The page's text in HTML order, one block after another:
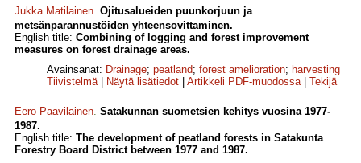
Jukka Matilainen. Ojitusalueiden puunkorjuun ja
metsänparannustöiden yhteensovittaminen.
English title: Combining of logging and forest improvement
measures on forest drainage areas.
Avainsanat: Drainage; peatland; forest amelioration; harvesting
Tiivistelmä| Näytä lisätiedot Artikkeli PDF-muodossa| Tekijä
Eero Paavilainen. Satakunnan suometsien kehitys vuosina 1977-
1987.
English title: The development of peatland forests in Satakunta
Forestry Board District between 1977 and 1987.